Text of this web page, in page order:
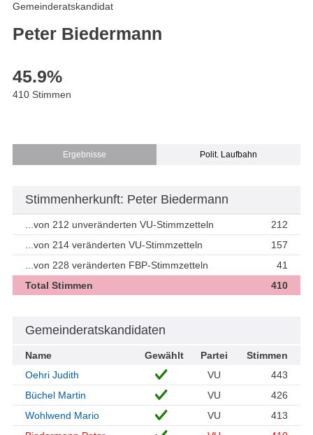
Gemeinderatskandidat
Peter Biedermann
45.9%
410 Stimmen
Ergebnisse Polit. Laufbahn
Stimmenherkunft: Peter Biedermann
...von 212 unveränderten VU-Stimmzetteln
212
...von 214 veränderten VU-Stimmzetteln
157
...von 228 veränderten FBP-Stimmzetteln
41
Total Stimmen
410
Gemeinderatskandidaten
Name Gewählt Partei
Stimmen
Oehri Judith
VU
443
Büchel Martin
VU
426
Wohlwend Mario
VU
413